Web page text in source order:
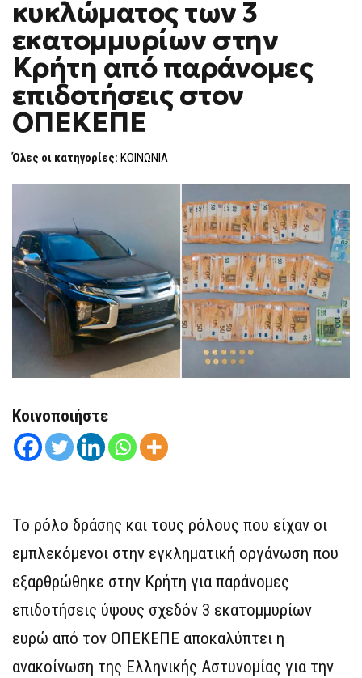
ΚΥΚΛΏΜΑΤΟΣ
ΤΩΝ
3
ΕΚΑΤΟΜΜΥΡΊΩΝ
ΣΤΗΝ
ΚΡΉΤΗ
ΠΑΡΆΝΟΜΕΣ
ΕΠΙΔΟΤΉΣΕΙΣ
κυκλώματος των 3
εκατομμυρίων στην
Κρήτη από παράνομες
επιδοτήσεις στον
ΟΠΕΚΕΠΕ
Όλες οι κατηγορίες: ΚΟΙΝΩΝΙΑ
Κοινοποιήστε
Το ρόλο δράσης και τους ρόλους που είχαν οι
εμπλεκόμενοι στην εγκληματική οργάνωση που
εξαρθρώθηκε στην Κρήτη για παράνομες
επιδοτήσεις ύψους σχεδόν 3 εκατομμυρίων
ευρώ από τον ΟΠΕΚΕΠΕ αποκαλύπτει η
ανακοίνωση της Ελληνικής Αστυνομίας για την